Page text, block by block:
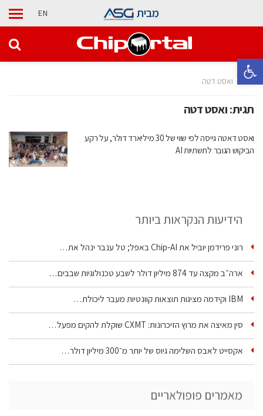
פתח סרגל נגישות
מבית EN
בית ואסט דטה
תגית:ואסט דטה
ואסט דאטה גייסה לפי שווי של 30 מיליארד דולר, על רקע
הביקוש הגובר לתשתיות AI
הידיעות הנקראות ביותר
רוני פרידמן יוביל את Chip‑AI באפל; טל ענבר ינהל את…
ארה״ב מקצה עד 874 מיליון דולר לשבע טכנולוגיות שבבים…
IBM וקידמה מציגות תוצאות קוונטיות מעבר ליכולת…
סין מאיצה את מרוץ הזיכרונות: CXMT שוקלת להקים מפעל…
אקסייט לאבס השלימה גיוס של יותר מ־300 מיליון דולר…
מאמרים פופולאריים